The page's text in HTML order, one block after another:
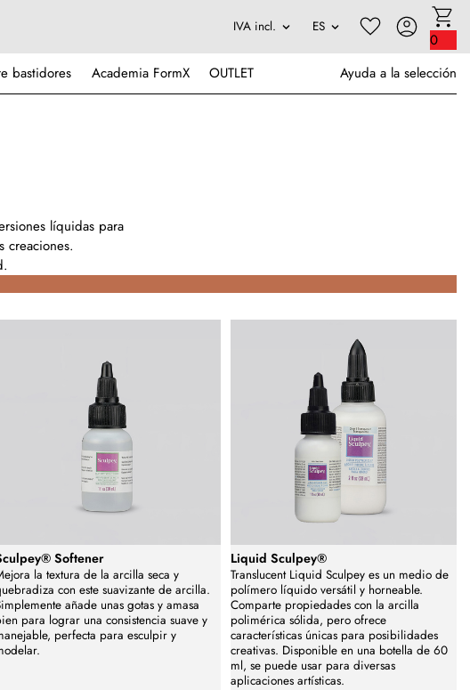
0
bastidores Academia FormX OUTLET Ayuda a la selección
líquidas para
creaciones.
Softener
la textura de la arcilla seca y
con este suavizante de arcilla.
añade unas gotas y amasa
para lograr una consistencia suave y
perfecta para esculpir y
Liquid Sculpey®
Translucent Liquid Sculpey es un medio de
polímero líquido versátil y horneable.
Comparte propiedades con la arcilla
polimérica sólida, pero ofrece
características únicas para posibilidades
creativas. Disponible en una botella de 60
ml, se puede usar para diversas
aplicaciones artísticas.